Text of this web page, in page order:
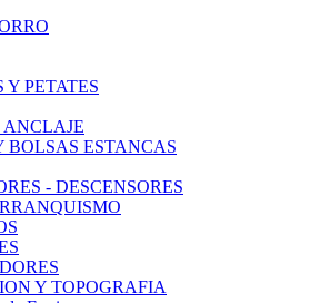
PETATES
ANCLAJE
BOLSAS ESTANCAS
- DESCENSORES
Y TOPOGRAFIA